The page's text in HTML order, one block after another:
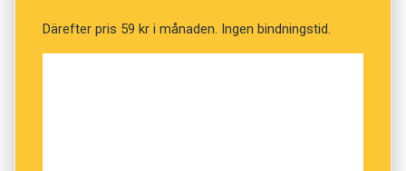
Fräck
Därefter pris 59 kr i månaden. Ingen bindningstid.